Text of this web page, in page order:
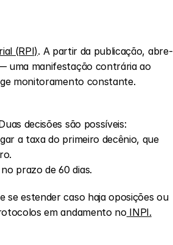
(RPI). A partir da publicação, abre-
uma manifestação contrária ao
monitoramento constante.
decisões são possíveis:
a taxa do primeiro decênio, que
prazo de 60 dias.
se estender caso haja oposições ou
em andamento no INPI.